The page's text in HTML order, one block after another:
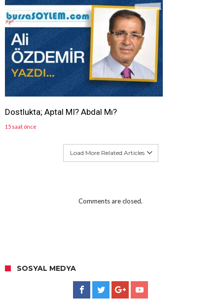
Dostlukta; Aptal MI? Abdal Mı?
15 saat önce
Load More Related Articles
Comments are closed.
SOSYAL MEDYA